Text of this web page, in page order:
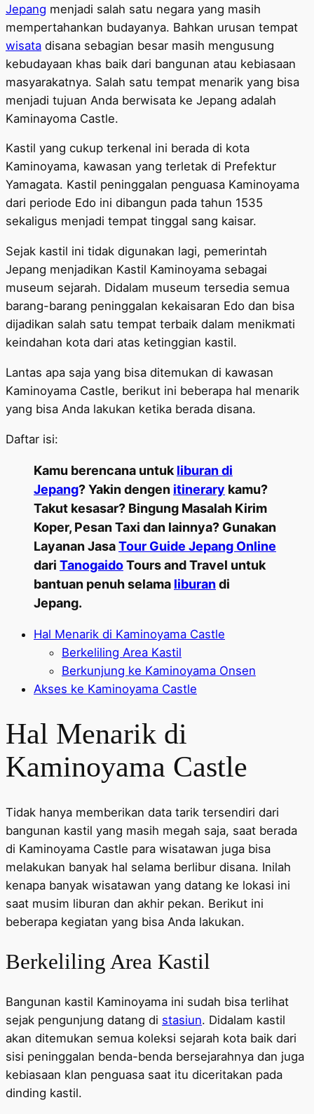
Jepang menjadi salah satu negara yang masih
mempertahankan budayanya. Bahkan urusan tempat
wisata disana sebagian besar masih mengusung
kebudayaan khas baik dari bangunan atau kebiasaan
masyarakatnya. Salah satu tempat menarik yang bisa
menjadi tujuan Anda berwisata ke Jepang adalah
Kaminayoma Castle.
Kastil yang cukup terkenal ini berada di kota
Kaminoyama, kawasan yang terletak di Prefektur
Yamagata. Kastil peninggalan penguasa Kaminoyama
dari periode Edo ini dibangun pada tahun 1535
sekaligus menjadi tempat tinggal sang kaisar.
Sejak kastil ini tidak digunakan lagi, pemerintah
Jepang menjadikan Kastil Kaminoyama sebagai
museum sejarah. Didalam museum tersedia semua
barang-barang peninggalan kekaisaran Edo dan bisa
dijadikan salah satu tempat terbaik dalam menikmati
keindahan kota dari atas ketinggian kastil.
Lantas apa saja yang bisa ditemukan di kawasan
Kaminoyama Castle, berikut ini beberapa hal menarik
yang bisa Anda lakukan ketika berada disana.
Daftar isi:
Kamu berencana untuk liburan di
Jepang? Yakin dengen itinerary kamu?
Takut kesasar? Bingung Masalah Kirim
Koper, Pesan Taxi dan lainnya? Gunakan
Layanan JasaTour Guide Jepang Online
dari TanogaidoTours and Travel untuk
bantuan penuh selama liburandi
Jepang.
Hal Menarik di Kaminoyama Castle
Berkeliling Area Kastil
Berkunjung ke Kaminoyama Onsen
Akses ke Kaminoyama Castle
Hal Menarik di
Kaminoyama Castle
Tidak hanya memberikan data tarik tersendiri dari
bangunan kastil yang masih megah saja, saat berada
di Kaminoyama Castle para wisatawan juga bisa
melakukan banyak hal selama berlibur disana. Inilah
kenapa banyak wisatawan yang datang ke lokasi ini
saat musim liburan dan akhir pekan. Berikut ini
beberapa kegiatan yang bisa Anda lakukan.
Berkeliling Area Kastil
Bangunan kastil Kaminoyama ini sudah bisa terlihat
sejak pengunjung datang di stasiun. Didalam kastil
akan ditemukan semua koleksi sejarah kota baik dari
sisi peninggalan benda-benda bersejarahnya dan juga
kebiasaan klan penguasa saat itu diceritakan pada
dinding kastil.